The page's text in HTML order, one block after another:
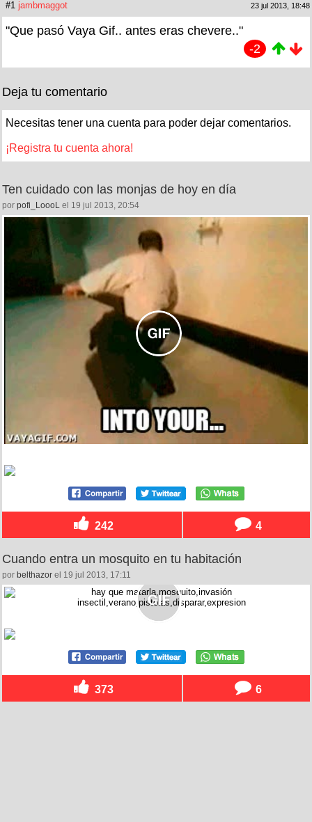
#1 jambmaggot 23 jul 2013, 18:48
"Que pasó Vaya Gif.. antes eras chevere.."
-2
Deja tu comentario
Necesitas tener una cuenta para poder dejar comentarios.
¡Registra tu cuenta ahora!
Ten cuidado con las monjas de hoy en día
por pofi_LoooL el 19 jul 2013, 20:54
242 4
Cuando entra un mosquito en tu habitación
por belthazor el 19 jul 2013, 17:11
373 6